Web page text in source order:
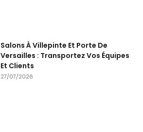
Salons À Villepinte Et Porte De
Versailles : Transportez Vos Équipes
Et Clients
27/07/2026